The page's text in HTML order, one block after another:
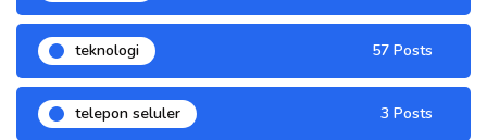
teknologi 57 Posts
telepon seluler 3 Posts